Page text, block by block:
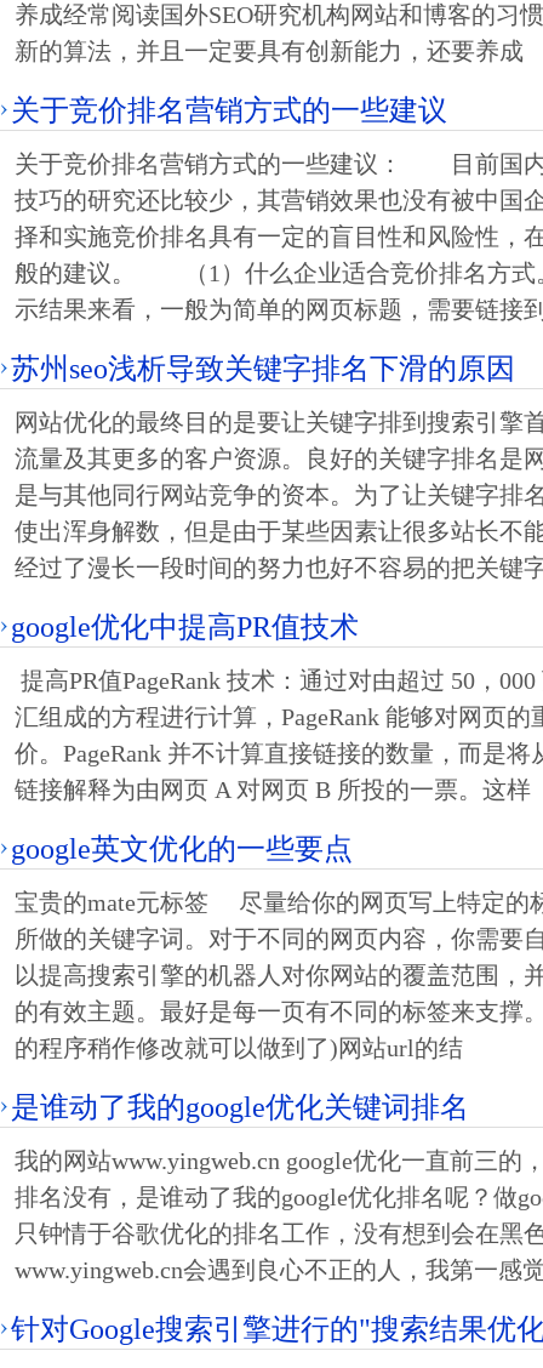
养成经常阅读国外SEO研究机构网站和博客的习
新的算法，并且一定要具有创新能力，还要养成
关于竞价排名营销方式的一些建议
关于竞价排名营销方式的一些建议： 目前国
技巧的研究还比较少，其营销效果也没有被中国
择和实施竞价排名具有一定的盲目性和风险性，
般的建议。 （1）什么企业适合竞价排名方
示结果来看，一般为简单的网页标题，需要链接
苏州seo浅析导致关键字排名下滑的原因
网站优化的最终目的是要让关键字排到搜索引擎
流量及其更多的客户资源。良好的关键字排名是
是与其他同行网站竞争的资本。为了让关键字排
使出浑身解数，但是由于某些因素让很多站长不
经过了漫长一段时间的努力也好不容易的把关键
google优化中提高PR值技术
提高PR值PageRank 技术：通过对由超过 50，
汇组成的方程进行计算，PageRank 能够对网页
价。PageRank 并不计算直接链接的数量，而是
链接解释为由网页 A 对网页 B 所投的一票。这样
google英文优化的一些要点
宝贵的mate元标签 尽量给你的网页写上特定的
所做的关键字词。对于不同的网页内容，你需要
以提高搜索引擎的机器人对你网站的覆盖范围，
的有效主题。最好是每一页有不同的标签来支撑
的程序稍作修改就可以做到了)网站url的结
是谁动了我的google优化关键词排名
我的网站www.yingweb.cn google优化一直前三的
排名没有，是谁动了我的google优化排名呢？做
只钟情于谷歌优化的排名工作，没有想到会在黑
www.yingweb.cn会遇到良心不正的人，我第一感
针对Google搜索引擎进行的"搜索结果优